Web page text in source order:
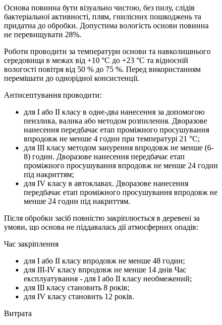
Основа повинна бути візуально чистою, без пилу, слідів
бактеріальної активності, плям, гнилісних пошкоджень та
придатна до обробки. Допустима вологість основи повинна
не перевищувати 28%.
Роботи проводити за температури основи та навколишнього
середовища в межах від +10 °С до +23 °С та відносній
вологості повітря від 50 % до 75 %. Перед використанням
перемішати до однорідної консистенції.
Антисептування проводити:
для І або ІІ класу в одне-два нанесення за допомогою
пензлика, валика або методом розпилення. Дворазове
нанесення передбачає етап проміжного просушування
впродовж не менше 4 годин при температурі 21 °С;
для ІІІ класу методом занурення впродовж не менше (6-
8) годин. Дворазове нанесення передбачає етап
проміжного просушування впродовж не менше 24 годин
під накриттям;
для ІV класу в автоклавах. Дворазове нанесення
передбачає етап проміжного просушування впродовж не
менше 24 годин під накриттям.
Після обробки засіб повністю закріплюється в деревені за
умови, що основа не піддавалась дії атмосферних опадів:
Час закріплення
для І або ІІ класу впродовж не менше 48 годин;
для ІІІ-ІV класу впродовж не менше 14 днів Час
експлуатування - для І або ІІ класу необмежений;
для ІІІ класу становить 8 років;
для ІV класу становить 12 років.
Витрата